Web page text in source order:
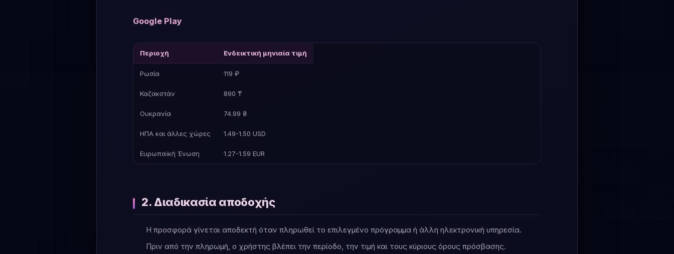
Google Play
Περιοχή Ενδεικτική μηνιαία τιμή
Ρωσία 119 ₽
Καζακστάν 890 ₸
Ουκρανία 74.99 ₴
ΗΠΑ και άλλες χώρες 1.49-1.50 USD
Ευρωπαϊκή Ένωση 1.27-1.59 EUR
2. Διαδικασία αποδοχής
Η προσφορά γίνεται αποδεκτή όταν πληρωθεί το επιλεγμένο πρόγραμμα ή άλλη ηλεκτρονική υπηρεσία.
Πριν από την πληρωμή, ο χρήστης βλέπει την περίοδο, την τιμή και τους κύριους όρους πρόσβασης.